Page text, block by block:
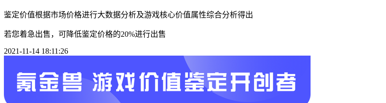
鉴定价值根据市场价格进行大数据分析及游戏核心价值属性综合分析得出
若您着急出售，可降低鉴定价格的20%进行出售
2021-11-14 18:11:26